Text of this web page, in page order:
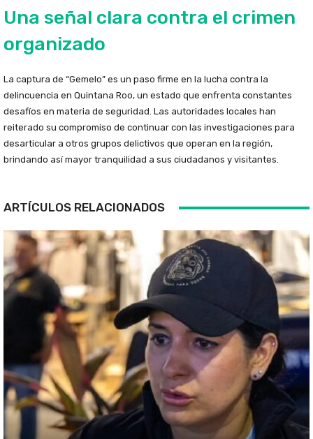
Una señal clara contra el crimen
organizado
La captura de “Gemelo” es un paso firme en la lucha contra la
delincuencia en Quintana Roo, un estado que enfrenta constantes
desafíos en materia de seguridad. Las autoridades locales han
reiterado su compromiso de continuar con las investigaciones para
desarticular a otros grupos delictivos que operan en la región,
brindando así mayor tranquilidad a sus ciudadanos y visitantes.
ARTÍCULOS RELACIONADOS